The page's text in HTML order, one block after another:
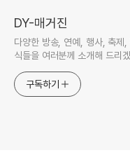
DY-매거진
다양한 방송, 연예, 행사, 축제
식들을 여러분께 소개해 드리
구독하기